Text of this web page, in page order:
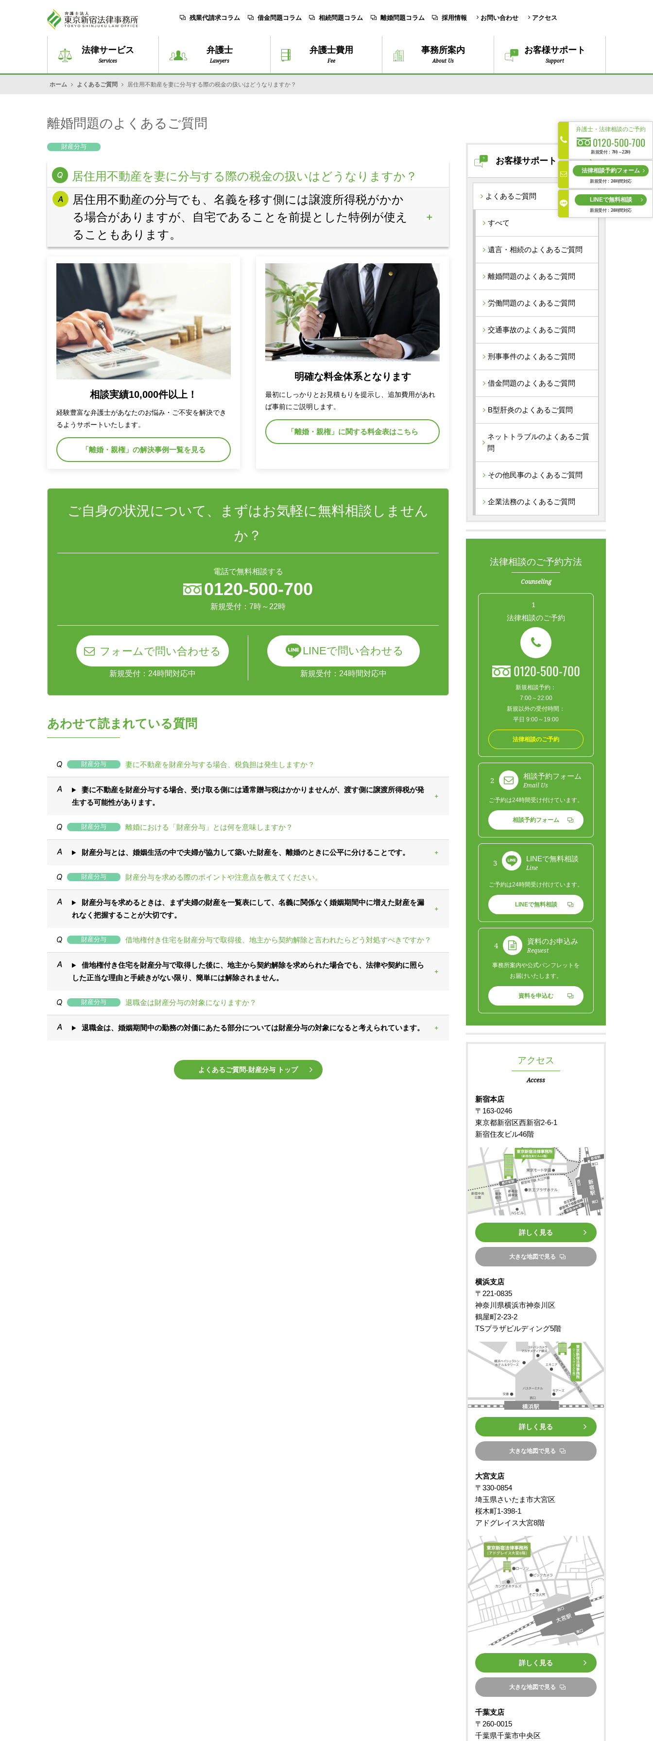
残業代請求コラム 借金問題コラム 相続問題コラム 離婚問題コラム 採用情報 お問い合わせ アクセス
法律サービス
Services
弁護士
Lawyers
弁護士費用
Fee
事務所案内
About Us
お客様サポート
Support
ホーム よくあるご質問 居住用不動産を妻に分与する際の税金の扱いはどうなりますか？
離婚問題のよくあるご質問
財産分与
居住用不動産を妻に分与する際の税金の扱いはどうなりますか？
居住用不動産の分与でも、名義を移す側には譲渡所得税がかか
る場合がありますが、自宅であることを前提とした特例が使え
ることもあります。
相談実績10,000件以上！
経験豊富な弁護士があなたのお悩み・ご不安を解決でき
るようサポートいたします。
「離婚・親権」の解決事例一覧を見る
明確な料金体系となります
最初にしっかりとお見積もりを提示し、追加費用があれ
ば事前にご説明します。
「離婚・親権」に関する料金表はこちら
ご自身の状況について、まずはお気軽に無料相談しません
か？
電話で無料相談する
0120-500-700
新規受付：7時～22時
フォームで問い合わせる
新規受付：24時間対応中
LINEで問い合わせる
新規受付：24時間対応中
あわせて読まれている質問
財産分与 妻に不動産を財産分与する場合、税負担は発生しますか？
妻に不動産を財産分与する場合、受け取る側には通常贈与税はかかりませんが、渡す側に譲渡所得税が発
生する可能性があります。
財産分与 離婚における「財産分与」とは何を意味しますか？
財産分与とは、婚姻生活の中で夫婦が協力して築いた財産を、離婚のときに公平に分けることです。
財産分与 財産分与を求める際のポイントや注意点を教えてください。
財産分与を求めるときは、まず夫婦の財産を一覧表にして、名義に関係なく婚姻期間中に増えた財産を漏
れなく把握することが大切です。
財産分与 借地権付き住宅を財産分与で取得後、地主から契約解除と言われたらどう対処すべきですか？
借地権付き住宅を財産分与で取得した後に、地主から契約解除を求められた場合でも、法律や契約に照ら
した正当な理由と手続きがない限り、簡単には解除されません。
財産分与 退職金は財産分与の対象になりますか？
退職金は、婚姻期間中の勤務の対価にあたる部分については財産分与の対象になると考えられています。
よくあるご質問‐財産分与 トップ
お客様サポート
よくあるご質問
すべて
遺言・相続のよくあるご質問
離婚問題のよくあるご質問
労働問題のよくあるご質問
交通事故のよくあるご質問
刑事事件のよくあるご質問
借金問題のよくあるご質問
B型肝炎のよくあるご質問
ネットトラブルのよくあるご質
問
その他民事のよくあるご質問
企業法務のよくあるご質問
法律相談のご予約方法
Counseling
1
法律相談のご予約
0120-500-700
新規相談予約：
7:00～22:00
新規以外の受付時間：
平日 9:00～19:00
法律相談のご予約
2
相談予約フォーム
Email Us
ご予約は24時間受け付けています。
相談予約フォーム
3
LINEで無料相談
Line
ご予約は24時間受け付けています。
LINEで無料相談
4
資料のお申込み
Request
事務所案内や公式パンフレットを
お届けいたします。
資料を申込む
アクセス
Access
新宿本店
〒163-0246
東京都新宿区西新宿2-6-1
新宿住友ビル46階
詳しく見る
大きな地図で見る
横浜支店
〒221-0835
神奈川県横浜市神奈川区
鶴屋町2-23-2
TSプラザビルディング5階
詳しく見る
大きな地図で見る
大宮支店
〒330-0854
埼玉県さいたま市大宮区
桜木町1-398-1
アドグレイス大宮8階
詳しく見る
大きな地図で見る
千葉支店
〒260-0015
千葉県千葉市中央区
弁護士・法律相談のご予約
0120-500-700
新規受付：7時～22時
法律相談予約フォーム
新規受付：24時間対応
LINEで無料相談
新規受付：24時間対応